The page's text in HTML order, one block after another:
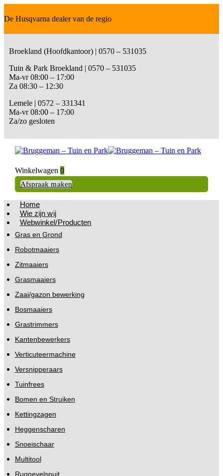
De Husqvarna dealer van de regio
Broekland (Hoofdkantoor) | 0570 – 531035
Tuin & Park Broekland | 0570 – 531035
Ma-vr 08:00 – 17:00
Za 08:30 – 12:30
Lemele | 0572 – 331341
Ma-vr 08:00 – 17:00
Za/zo gesloten
Winkelwagen 0
Afspraak maken
Home
Wie zijn wij
Webwinkel/Producten
Gras en Grond
Robotmaaiers
Zitmaaiers
Grasmaaiers
Zaai/gazon bewerking
Bosmaaiers
Grastrimmers
Kantenbewerkers
Verticuteermachine
Versnipperaars
Tuinfrees
Bomen en Struiken
Kettingzagen
Heggenscharen
Snoeischaar
Multitool
Rugnevelspuit